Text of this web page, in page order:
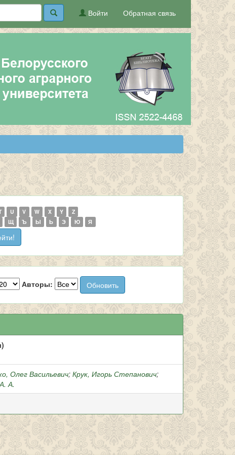
Обратная связь
Войти
U V W X Y
Z
Щ Ъ Ы Ь Э Ю Я
Авторы:
Олег Васильевич; Крук, Игорь Степанович;
А.